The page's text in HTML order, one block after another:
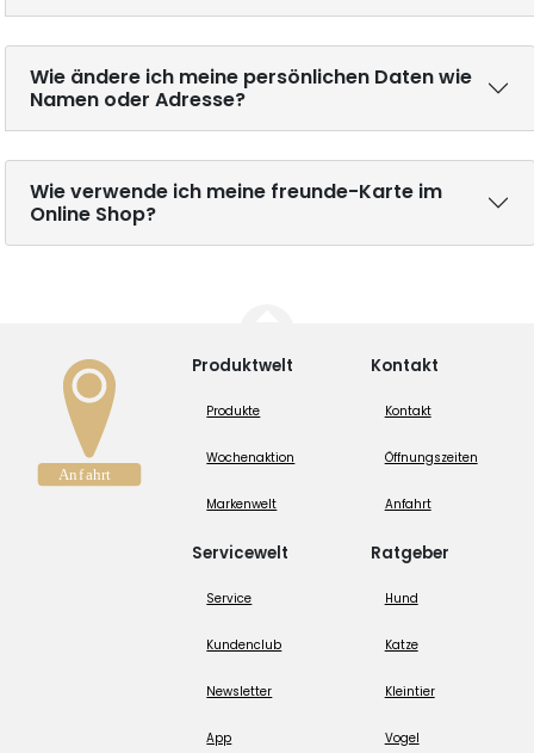
Wie ändere ich meine persönlichen Daten wie
Namen oder Adresse?
Wie verwende ich meine freunde-Karte im
Online Shop?
Produktwelt
Produkte
Wochenaktion
Markenwelt
Servicewelt
Service
Kundenclub
Newsletter
App
Kontakt
Kontakt
Öffnungszeiten
Anfahrt
Ratgeber
Hund
Katze
Kleintier
Vogel